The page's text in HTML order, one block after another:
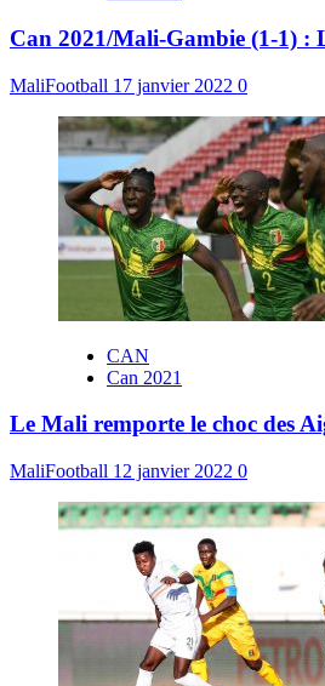
Can 2021/Mali-Gambie (1-1) :
MaliFootball 17 janvier 2022 0
CAN
Can 2021
Le Mali remporte le choc des
MaliFootball 12 janvier 2022 0